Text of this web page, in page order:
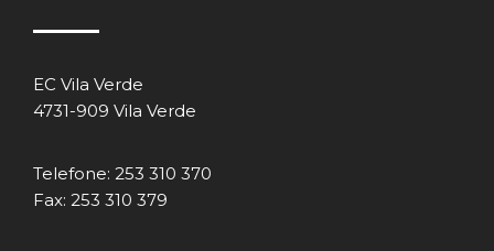
EC Vila Verde
4731-909 Vila Verde
Telefone: 253 310 370
Fax: 253 310 379